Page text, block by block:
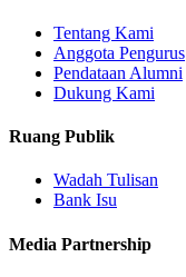
Tentang Kami
Anggota Pengurus
Pendataan Alumni
Dukung Kami
Ruang Publik
Wadah Tulisan
Bank Isu
Media Partnership